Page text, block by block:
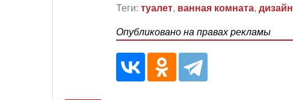
Теги: туалет, ванная комната, дизайн
Опубликовано на правах рекламы